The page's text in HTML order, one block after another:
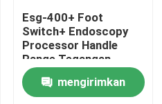
Esg-400+ Foot
Switch+ Endoscopy
Processor Handle
Range Tegangan
mengirimkan